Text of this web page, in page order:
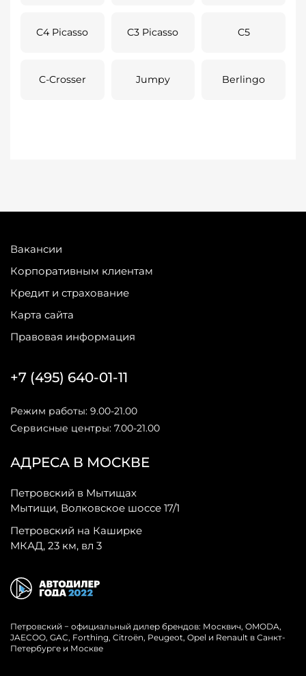
C4 Picasso C3 Picasso C5
C-Crosser Jumpy Berlingo
Вакансии
Корпоративным клиентам
Кредит и страхование
Карта сайта
Правовая информация
АДРЕСА В МОСКВЕ
Петровский в Мытищах
Мытищи, Волковское шоссе 17/1
Петровский на Каширке
МКАД, 23 км, вл 3
+7 (495) 640-01-11
Режим работы: 9.00-21.00
Сервисные центры: 7.00-21.00
Петровский − официальный дилер брендов: Москвич, OMODA,
JAECOO, GAC, Forthing, Citroёn, Peugeot, Opel и Renault в Санкт-
Петербурге и Москве